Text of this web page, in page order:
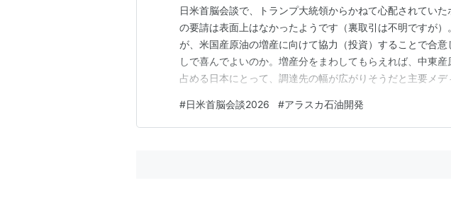
日米首脳会談で、トランプ大統領からかねて心配されてい
の要請は表面上はなかったようです（裏取引は不明ですが
が、米国産原油の増産に向けて協力（投資）することで合
しで喜んでよいのか。増産分をまわしてもらえれば、中東
占める日本にとって、調達先の幅が広がりそうだと主要メデ
注目されたのは半世紀も前の話で、これがそんなに「妙手」
されてしかるべきで、そうなっていないのは、いろいろと
#日米首脳会談2026 #アラスカ石油開発